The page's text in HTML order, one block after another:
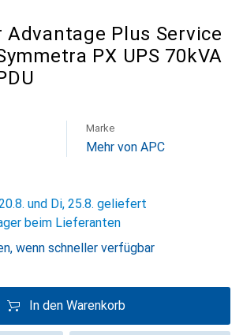
Advantage Plus Service
PX UPS 70kVA
Marke
Mehr von APC
und Di, 25.8. geliefert
beim Lieferanten
wenn schneller verfügbar
In den Warenkorb